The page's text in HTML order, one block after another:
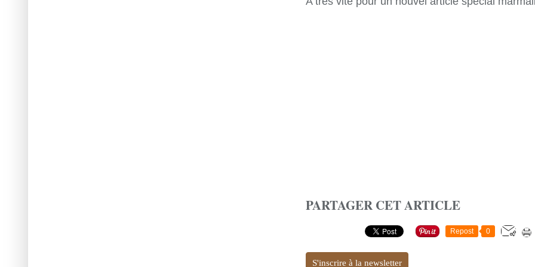
PARTAGER CET ARTICLE
Repost 0
S'inscrire à la newsletter